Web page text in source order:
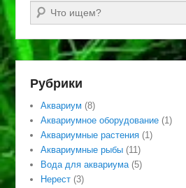
Поиск
Рубрики
Аквариум (8)
Аквариумное оборудование (1)
Аквариумные растения (1)
Аквариумные рыбы (11)
Вода для аквариума(5)
Нерест (3)